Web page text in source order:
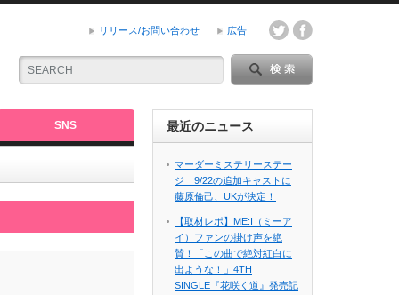
リリース/お問い合わせ 広告
SNS 最近のニュース
マーダーミステリーステー
ジ 9/22の追加キャストに
藤原倫己、UKが決定！
【取材レポ】ME:I（ミーア
イ）ファンの掛け声を絶
賛！「この曲で絶対紅白に
出ような！」4TH
SINGLE『花咲く道』発売記